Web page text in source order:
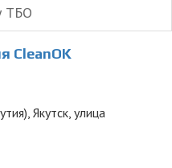
ТБО
СleanOK
Якутск, улица